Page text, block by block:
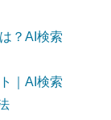
？AI検索
｜AI検索